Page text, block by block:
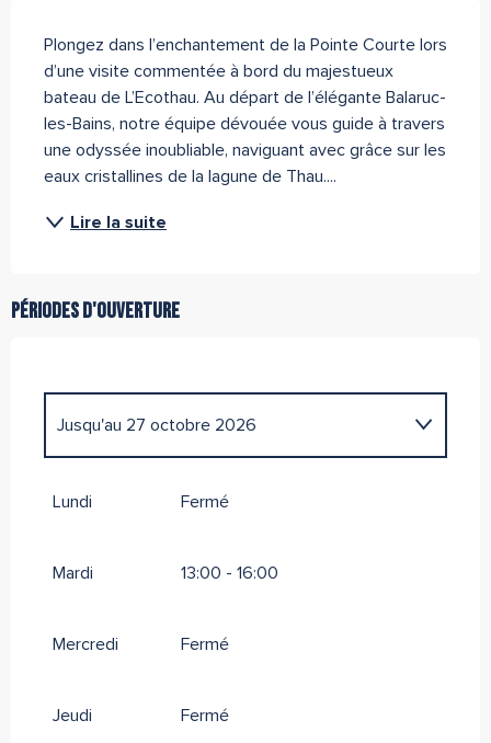
Description
Plongez dans l’enchantement de la Pointe Courte lors
d’une visite commentée à bord du majestueux
bateau de L’Ecothau. Au départ de l’élégante Balaruc-
les-Bains, notre équipe dévouée vous guide à travers
une odyssée inoubliable, naviguant avec grâce sur les
eaux cristallines de la lagune de Thau....
Lire la suite
Périodes d'ouverture
Jusqu'au 27 octobre 2026
Lundi Fermé
Mardi 13:00 - 16:00
Mercredi Fermé
Jeudi Fermé